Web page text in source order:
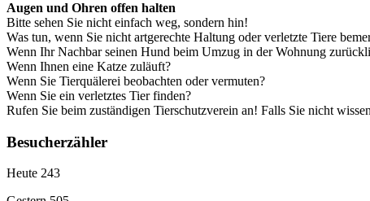
Augen und Ohren offen halten
Bitte sehen Sie nicht einfach weg, sondern hin!
Was tun, wenn Sie nicht artgerechte Haltung oder verletzte Tiere
Wenn Ihr Nachbar seinen Hund beim Umzug in der Wohnung
Wenn Ihnen eine Katze zuläuft?
Wenn Sie Tierquälerei beobachten oder vermuten?
Wenn Sie ein verletztes Tier finden?
Rufen Sie beim zuständigen Tierschutzverein an! Falls Sie nicht
Besucherzähler
Heute 243